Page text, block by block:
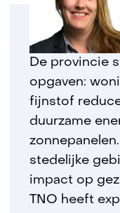
De provincie
opgaven:
fijnstof
duurzame
stedelijke
impact op
TNO heeft